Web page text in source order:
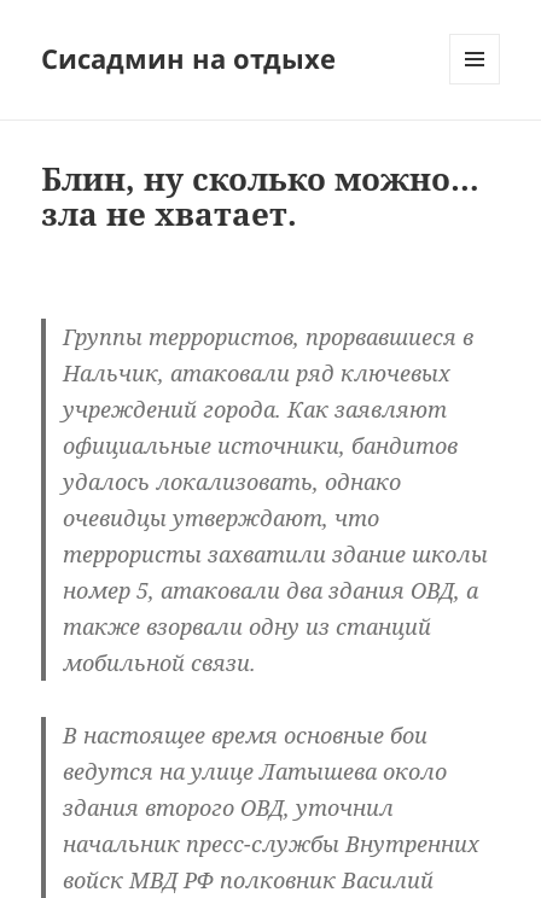
Сисадмин на отдыхе
Блин, ну сколько можно…
зла не хватает.
Группы террористов, прорвавшиеся в
Нальчик, атаковали ряд ключевых
учреждений города. Как заявляют
официальные источники, бандитов
удалось локализовать, однако
очевидцы утверждают, что
террористы захватили здание школы
номер 5, атаковали два здания ОВД, а
также взорвали одну из станций
мобильной связи.
В настоящее время основные бои
ведутся на улице Латышева около
здания второго ОВД, уточнил
начальник пресс-службы Внутренних
войск МВД РФ полковник Василий